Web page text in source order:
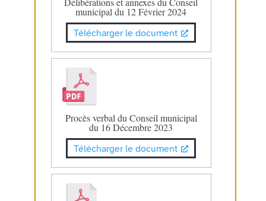
municipal du 12 Février 2024
Télécharger le document
Procès verbal du Conseil municipal
du 16 Décembre 2023
Télécharger le document